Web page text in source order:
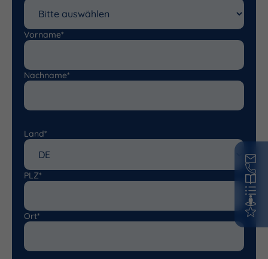
Vorname*
Nachname*
Land*
PLZ*
Ort*